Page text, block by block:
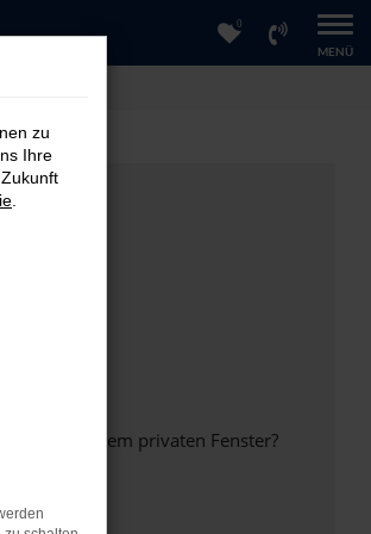
MENÜ
0
oder in einem privaten Fenster?
zu
Ihre